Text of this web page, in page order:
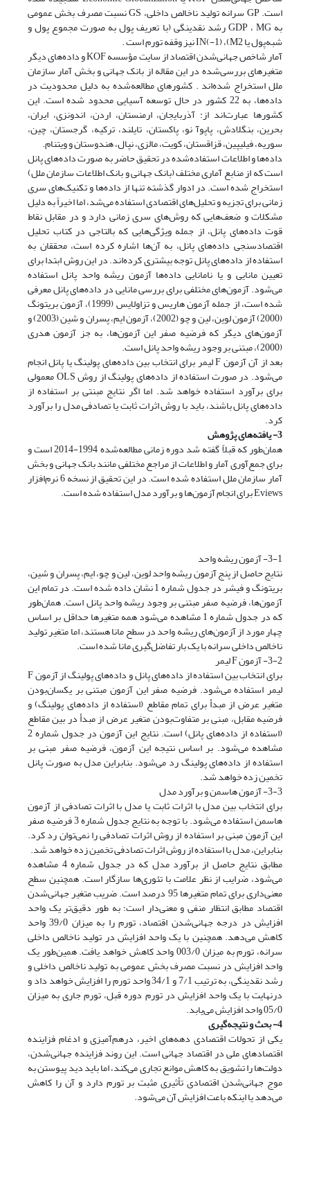
است. GP سرانه تولید ناخالص داخلی، GS نسبت مصرف بخش عمومی
به GDP ، MG رشد نقدینگی (با تعریف پول به صورت مجموع پول و
شبه‌پول یا M2)، IN(-1) نیز وقفه تورم است .
آمار شاخص جهانی‌شدن اقتصاد از سایت مؤسسه KOF و داده‌های دیگر
متغیرهای بررسی‌شده در این مقاله از بانک جهانی و بخش آمار سازمان
ملل استخراج شده‌اند . کشورهای مطالعه‌شده به دلیل محدودیت در
داده‌ها، به 22 کشور در حال توسعه آسیایی محدود شده است. این
کشورها عبارت‌اند از: آذربایجان، ارمنستان، اردن، اندونزی، ایران،
بحرین، بنگلادش، پاپوآ نو، پاکستان، تایلند، ترکیه، گرجستان، چین،
سوریه، فیلیپین، قزاقستان، کویت، مالزی، نپال، هندوستان و ویتنام.
داده‌ها و اطلاعات استفاده‌شده در تحقیق حاضر به صورت داده‌های پانل
است که از منابع آماری مختلف (بانک جهانی و بانک اطلاعات سازمان ملل)
استخراج شده است. در ادوار گذشته تنها از داده‌ها و تکنیک‌های سری
زمانی برای تجزیه و تحلیل‌های اقتصادی استفاده می‌شد، اما اخیراً به دلیل
مشکلات و ضعف‌هایی که روش‌های سری زمانی دارد و در مقابل نقاط
قوت داده‌‌های پانل، از جمله ویژگی‌هایی که بالتاجی در کتاب تحلیل
اقتصاد‌سنجی داده‌های پانل، به آن‌ها اشاره کرده است، محققان به
استفاده از داده‌های پانل توجه بیشتری کرده‌اند. در این روش ابتدا برای
تعیین مانایی و یا نامانایی داده‌ها آزمون ریشه واحد پانل استفاده
می‌شود. آزمون‌های مختلفی برای بررسی مانایی در داده‌های پانل معرفی
شده است، از جمله آزمون هاریس و تزاولایس (1999)، آزمون بریتونگ
(2000) آزمون لوین، لین و چو (2002)، آزمون ایم، پسران و شین (2003) و
آزمون‌های دیگر که فرضیه صفر این آزمون‌ها، به جز آزمون هدری
(2000)، مبتنی بر وجود ریشه واحد پانل است.
بعد از آن آزمون F لیمر برای انتخاب بین داده‌های پولینگ یا پانل انجام
می‌شود. در صورت استفاده از داده‌های پولینگ از روش OLS معمولی
برای برآورد استفاده خواهد شد. اما اگر نتایج مبنتی بر استفاده از
داده‌های پانل باشند، باید با روش اثرات ثابت یا تصادفی مدل را برآورد
کرد.
3- یافته‌های پژوهش
همان‌طور که قبلاً گفته شد دوره زمانی مطالعه‌شده 1994-2014 است و
برای جمع‌آوری آمار و اطلاعات از مراجع مختلفی مانند بانک جهانی و بخش
آمار سازمان ملل استفاده شده است. در این تحقیق از نسخه 6 نرم‌افزار
Eviews‌ برای انجام آزمون‌ها و برآورد مدل استفاده شده است.
3-1- آزمون ریشه واحد
نتایج حاصل از پنج آزمون ریشه واحد لوین، لین و چو، ایم، پسران و شین،
بریتونگ و فیشر در جدول شماره 1 نشان داده شده است. در تمام این
آزمون‌ها، فرضیه صفر مبتنی بر وجود ریشه واحد پانل است. همان‌طور
که در جدول شماره 1 مشاهده می‌شود همه متغیرها حداقل بر اساس
چهار مورد از آزمون‌های ریشه واحد در سطح مانا هستند، اما متغیر تولید
ناخالص داخلی سرانه با یک بار تفاضل‌گیری مانا شده است.
3-2- آزمون F لیمر
برای انتخاب بین استفاده از داده‌های پانل و داده‌های پولینگ از آزمون F
لیمر استفاده می‌شود. فرضیه صفر این آزمون مبتنی بر یکسان‌بودن
متغیر عرض از مبدأ برای تمام مقاطع (استفاده از داده‌های پولینگ) و
فرضیه مقابل، مبنی بر متفاوت‌بودن متغیر عرض از مبدأ در بین مقاطع
(استفاده از داده‌های پانل) است. نتایج این آزمون در جدول شماره 2
مشاهده می‌شود. بر اساس نتیجه این آزمون، فرضیه صفر مبنی بر
استفاده از داده‌های پولینگ رد می‌شود. بنابراین مدل به صورت پانل
تخمین زده خواهد شد.
3-3- آزمون هاسمن و برآورد مدل
برای انتخاب بین مدل با اثرات ثابت یا مدل با اثرات تصادفی از آزمون
هاسمن استفاده می‌شود. با توجه به نتایج جدول شماره 3 فرضیه صفر
این آزمون مبنی بر استفاده از روش اثرات تصادفی را نمی‌توان رد کرد.
بنابراین، مدل با استفاده از روش اثرات تصادفی تخمین زده خواهد شد.
مطابق نتایج حاصل از برآورد مدل که در جدول شماره 4 مشاهده
می‌شود، ضرایب از نظر علامت با تئوری‌ها سازگار است. همچنین سطح
معنی‌داری برای تمام متغیرها 95 درصد است. ضریب متغیر جهانی‌شدن
اقتصاد مطابق انتظار منفی و معنی‌دار است؛ به طور دقیق‌تر یک واحد
افزایش در درجه جهانی‌شدن اقتصاد، تورم را به میزان 39/0 واحد
کاهش می‌دهد. همچنین با یک واحد افزایش در تولید ناخالص داخلی
سرانه، تورم به میزان 003/0 واحد کاهش خواهد یافت. همین‌طور یک
واحد افزایش در نسبت مصرف بخش عمومی به تولید ناخالص داخلی و
رشد نقدینگی، به ترتیب 7/1 و 34/1 واحد تورم را افزایش خواهد داد و
درنهایت با یک واحد افزایش در تورم دوره قبل، تورم جاری به میزان
05/0 واحد افزایش می‌یابد.
4- بحث و نتیجه‌گیری
یکی از تحولات اقتصادی دهه‌های اخیر، درهم‌آمیزی و ادغام فزاینده
اقتصادهای ملی در اقتصاد جهانی است. این روند فزاینده جهانی‌شدن،
دولت‌ها را تشویق به کاهش موانع تجاری می‌کند، اما باید دید پیوستن به
موج جهانی‌شدن اقتصادی تأثیری مثبت بر تورم دارد و آن را کاهش
می‌دهد یا اینکه باعت افزایش آن می‌شود.